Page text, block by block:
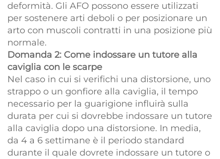
deformità. Gli AFO possono essere utilizzati
per sostenere arti deboli o per posizionare un
arto con muscoli contratti in una posizione più
normale.
Domanda 2: Come indossare un tutore alla
caviglia con le scarpe
Nel caso in cui si verifichi una distorsione, uno
strappo o un gonfiore alla caviglia, il tempo
necessario per la guarigione influirà sulla
durata per cui si dovrebbe indossare un tutore
alla caviglia dopo una distorsione. In media,
da 4 a 6 settimane è il periodo standard
durante il quale dovrete indossare un tutore o